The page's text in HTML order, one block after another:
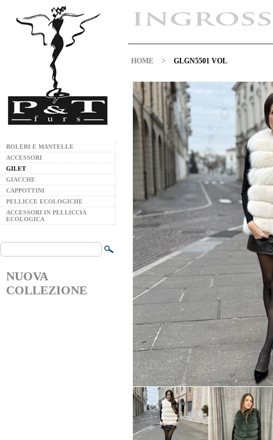
BOLERI E MANTELLE
ACCESSORI
GILET
GIACCHE
CAPPOTTINI
PELLICCE ECOLOGICHE
ACCESSORI IN PELLICCIA
ECOLOGICA
NUOVA
COLLEZIONE
HOME > GLGN5501 VOL